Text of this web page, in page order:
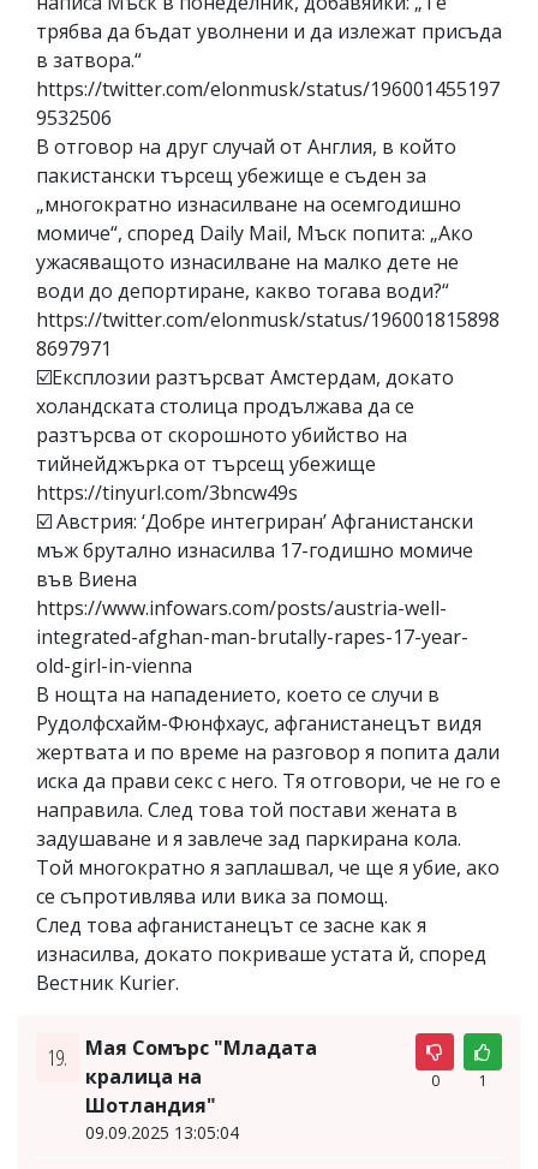
трябва да бъдат уволнени и да излежат присъда
в затвора.“
https://twitter.com/elonmusk/status/196001455197
9532506
В отговор на друг случай от Англия, в който
пакистански търсещ убежище е съден за
„многократно изнасилване на осемгодишно
момиче“, според Daily Mail, Мъск попита: „Ако
ужасяващото изнасилване на малко дете не
води до депортиране, какво тогава води?“
https://twitter.com/elonmusk/status/196001815898
8697971
☑️Експлозии разтърсват Амстердам, докато
холандската столица продължава да се
разтърсва от скорошното убийство на
тийнейджърка от търсещ убежище
https://tinyurl.com/3bncw49s
☑️ Австрия: ‘Добре интегриран’ Афганистански
мъж брутално изнасилва 17-годишно момиче
във Виена
https://www.infowars.com/posts/austria-well-
integrated-afghan-man-brutally-rapes-17-year-
old-girl-in-vienna
В нощта на нападението, което се случи в
Рудолфсхайм-Фюнфхаус, афганистанецът видя
жертвата и по време на разговор я попита дали
иска да прави секс с него. Тя отговори, че не го е
направила. След това той постави жената в
задушаване и я завлече зад паркирана кола.
Той многократно я заплашвал, че ще я убие, ако
се съпротивлява или вика за помощ.
След това афганистанецът се засне как я
изнасилва, докато покриваше устата й, според
Вестник Kurier.
19.
Мая Сомърс "Младата
кралица на
Шотландия"
09.09.2025 13:05:04
0 1